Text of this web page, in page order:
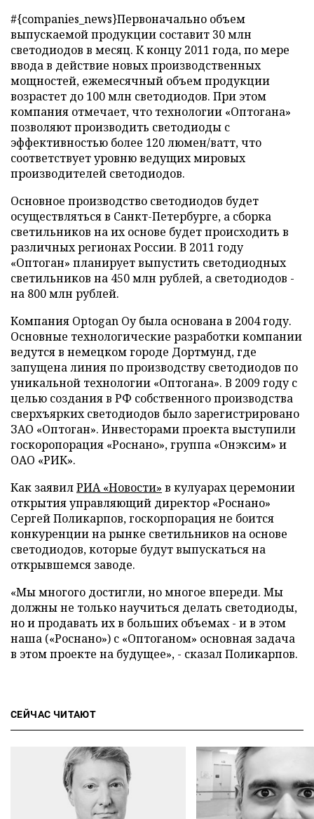
#{companies_news}Первоначально объем
выпускаемой продукции составит 30 млн
светодиодов в месяц. К концу 2011 года, по мере
ввода в действие новых производственных
мощностей, ежемесячный объем продукции
возрастет до 100 млн светодиодов. При этом
компания отмечает, что технологии «Оптогана»
позволяют производить светодиоды с
эффективностью более 120 люмен/ватт, что
соответствует уровню ведущих мировых
производителей светодиодов.
Основное производство светодиодов будет
осуществляться в Санкт-Петербурге, а сборка
светильников на их основе будет происходить в
различных регионах России. В 2011 году
«Оптоган» планирует выпустить светодиодных
светильников на 450 млн рублей, а светодиодов -
на 800 млн рублей.
Компания Optogan Oy была основана в 2004 году.
Основные технологические разработки компании
ведутся в немецком городе Дортмунд, где
запущена линия по производству светодиодов по
уникальной технологии «Оптогана». В 2009 году с
целью создания в РФ собственного производства
сверхъярких светодиодов было зарегистрировано
ЗАО «Оптоган». Инвесторами проекта выступили
госкоропорация «Роснано», группа «Онэксим» и
ОАО «РИК».
Как заявилРИА «Новости» в кулуарах церемонии
открытия управляющий директор «Роснано»
Сергей Поликарпов, госкорпорация не боится
конкуренции на рынке светильников на основе
светодиодов, которые будут выпускаться на
открывшемся заводе.
«Мы многого достигли, но многое впереди. Мы
должны не только научиться делать светодиоды,
но и продавать их в больших объемах - и в этом
наша («Роснано») с «Оптоганом» основная задача
в этом проекте на будущее», - сказал Поликарпов.
СЕЙЧАС ЧИТАЮТ